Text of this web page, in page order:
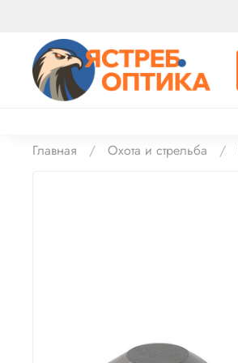
Главная
Охота и стрельба